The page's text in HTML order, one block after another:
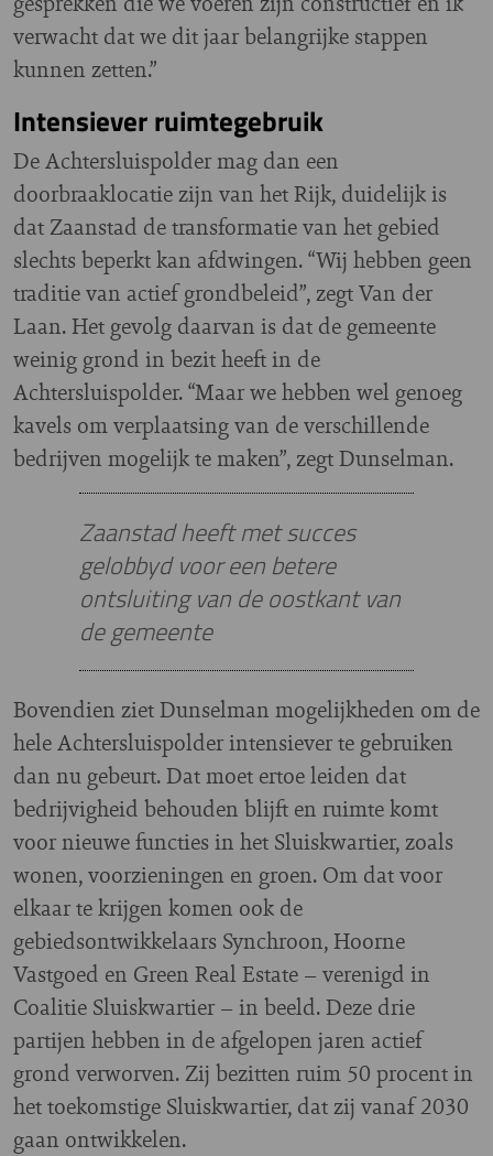
verwacht dat we dit jaar belangrijke stappen
kunnen zetten.”
Intensiever ruimtegebruik
De Achtersluispolder mag dan een
doorbraaklocatie zijn van het Rijk, duidelijk is
dat Zaanstad de transformatie van het gebied
slechts beperkt kan afdwingen. “Wij hebben geen
traditie van actief grondbeleid”, zegt Van der
Laan. Het gevolg daarvan is dat de gemeente
weinig grond in bezit heeft in de
Achtersluispolder. “Maar we hebben wel genoeg
kavels om verplaatsing van de verschillende
bedrijven mogelijk te maken”, zegt Dunselman.
Zaanstad heeft met succes
gelobbyd voor een betere
ontsluiting van de oostkant van
de gemeente
Bovendien ziet Dunselman mogelijkheden om de
hele Achtersluispolder intensiever te gebruiken
dan nu gebeurt. Dat moet ertoe leiden dat
bedrijvigheid behouden blijft en ruimte komt
voor nieuwe functies in het Sluiskwartier, zoals
wonen, voorzieningen en groen. Om dat voor
elkaar te krijgen komen ook de
gebiedsontwikkelaars Synchroon, Hoorne
Vastgoed en Green Real Estate – verenigd in
Coalitie Sluiskwartier – in beeld. Deze drie
partijen hebben in de afgelopen jaren actief
grond verworven. Zij bezitten ruim 50 procent in
het toekomstige Sluiskwartier, dat zij vanaf 2030
gaan ontwikkelen.